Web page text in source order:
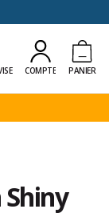
COMPTE PANIER